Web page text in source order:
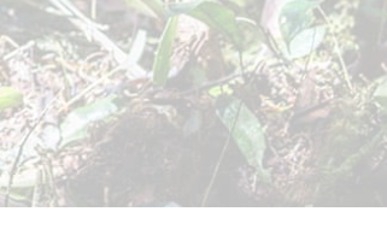
Ablehnen